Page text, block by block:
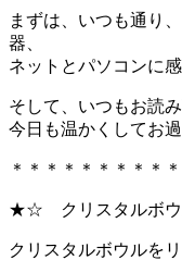
まずは、いつも通り
器、
ネットとパソコンに感
そして、いつもお読
今日も温かくしてお
＊＊＊＊＊＊＊＊＊
★☆ クリスタルボ
クリスタルボウルを